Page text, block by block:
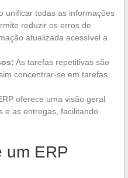
unificar todas as informações
reduzir os erros de
atualizada acessível a
As tarefas repetitivas são
concentrar-se em tarefas
oferece uma visão geral
e as entregas, facilitando
um ERP